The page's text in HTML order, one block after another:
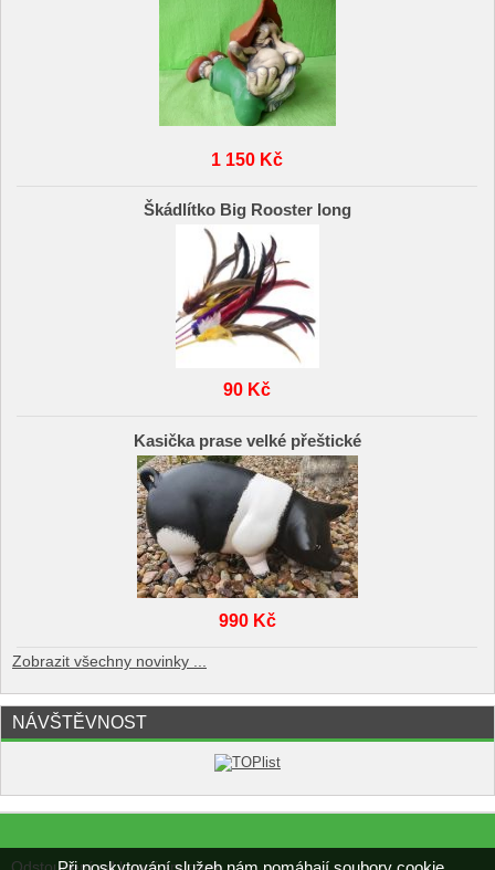
1 150 Kč
Škádlítko Big Rooster long
90 Kč
Kasička prase velké přeštické
990 Kč
Zobrazit všechny novinky ...
NÁVŠTĚVNOST